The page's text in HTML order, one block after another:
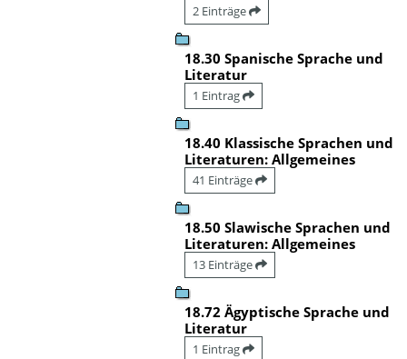
2 Einträge
18.30 Spanische Sprache und
Literatur
1 Eintrag
18.40 Klassische Sprachen und
Literaturen: Allgemeines
41 Einträge
18.50 Slawische Sprachen und
Literaturen: Allgemeines
13 Einträge
18.72 Ägyptische Sprache und
Literatur
1 Eintrag